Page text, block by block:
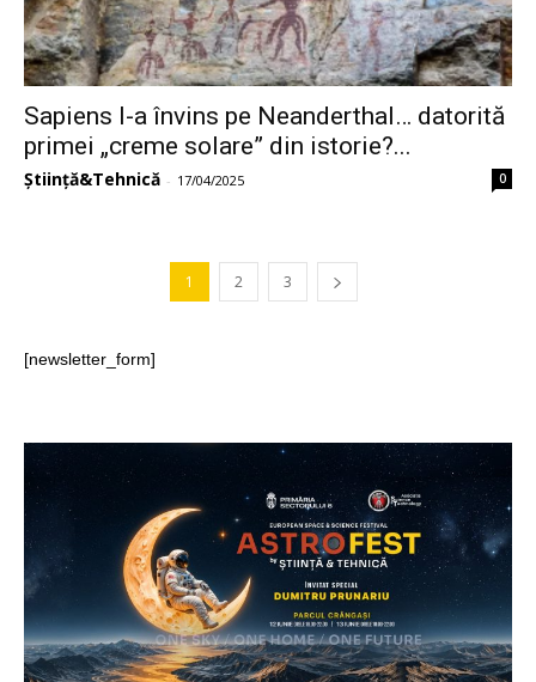
Sapiens l-a învins pe Neanderthal… datorită
primei „creme solare” din istorie?...
Știință&Tehnică - 17/04/2025 0
1 2 3
[newsletter_form]